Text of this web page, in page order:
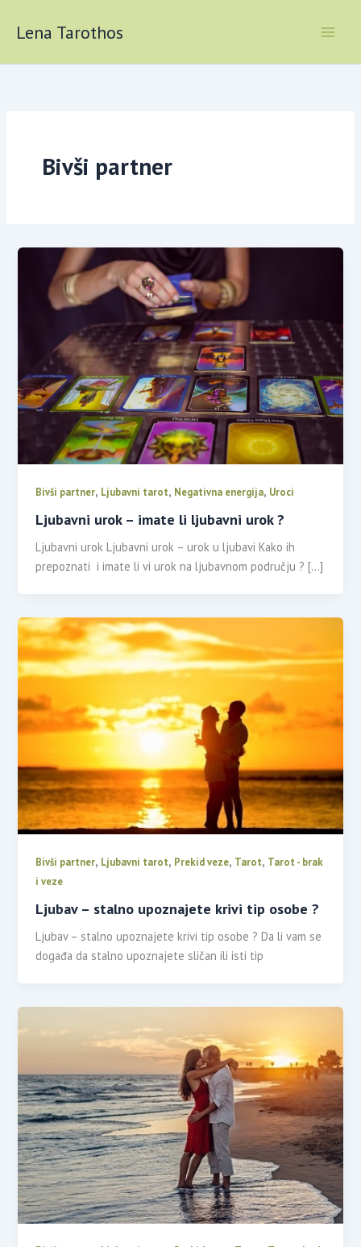
Lena Tarothos
Bivši partner
Bivši partner, Ljubavni tarot, Negativna energija, Uroci
Ljubavni urok – imate li ljubavni urok ?
Ljubavni urok Ljubavni urok – urok u ljubavi Kako ih
prepoznati i imate li vi urok na ljubavnom području ? […]
Bivši partner, Ljubavni tarot, Prekid veze, Tarot, Tarot - brak
i veze
Ljubav – stalno upoznajete krivi tip osobe ?
Ljubav – stalno upoznajete krivi tip osobe ? Da li vam se
događa da stalno upoznajete sličan ili isti tip